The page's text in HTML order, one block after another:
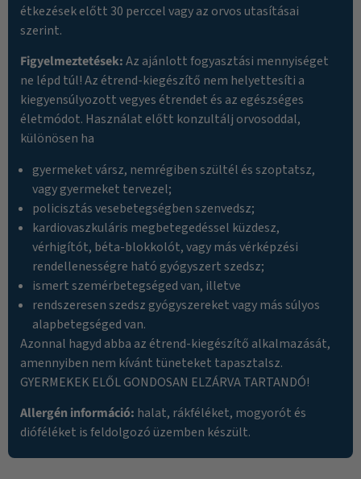
étkezések előtt 30 perccel vagy az orvos utasításai
szerint.
Figyelmeztetések:Az ajánlott fogyasztási mennyiséget
ne lépd túl! Az étrend-kiegészítő nem helyettesíti a
kiegyensúlyozott vegyes étrendet és az egészséges
életmódot. Használat előtt konzultálj orvosoddal,
különösen ha
gyermeket vársz, nemrégiben szültél és szoptatsz,
vagy gyermeket tervezel;
policisztás vesebetegségben szenvedsz;
kardiovaszkuláris megbetegedéssel küzdesz,
vérhigítót, béta-blokkolót, vagy más vérképzési
rendellenességre ható gyógyszert szedsz;
ismert szemérbetegséged van, illetve
rendszeresen szedsz gyógyszereket vagy más súlyos
alapbetegséged van.
Azonnal hagyd abba az étrend-kiegészítő alkalmazását,
amennyiben nem kívánt tüneteket tapasztalsz.
GYERMEKEK ELŐL GONDOSAN ELZÁRVA TARTANDÓ!
Allergén információ: halat, rákféléket, mogyorót és
dióféléket is feldolgozó üzemben készült.